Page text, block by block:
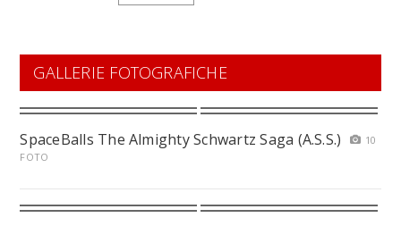
GALLERIE FOTOGRAFICHE
SpaceBalls The Almighty Schwartz Saga (A.S.S.)
10
FOTO